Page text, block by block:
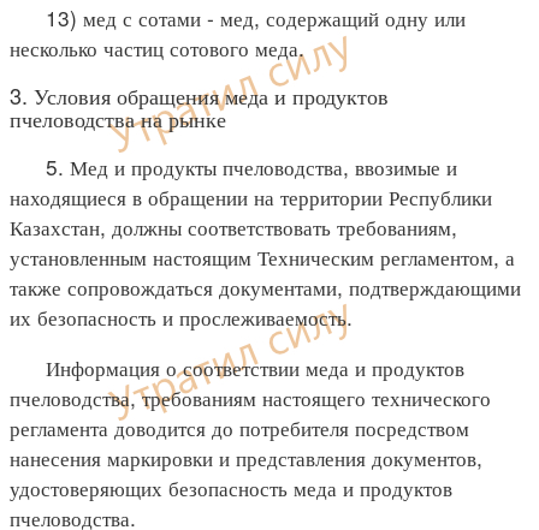
13) мед с сотами - мед, содержащий одну или
несколько частиц сотового меда.
3. Условия обращения меда и продуктов
пчеловодства на рынке
5. Мед и продукты пчеловодства, ввозимые и
находящиеся в обращении на территории Республики
Казахстан, должны соответствовать требованиям,
установленным настоящим Техническим регламентом, а
также сопровождаться документами, подтверждающими
их безопасность и прослеживаемость.
Информация о соответствии меда и продуктов
пчеловодства, требованиям настоящего технического
регламента доводится до потребителя посредством
нанесения маркировки и представления документов,
удостоверяющих безопасность меда и продуктов
пчеловодства.